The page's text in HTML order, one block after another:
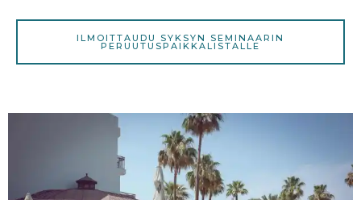
ILMOITTAUDU SYKSYN SEMINAARIN
PERUUTUSPAIKKALISTALLE